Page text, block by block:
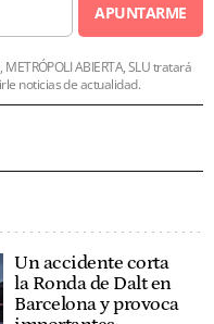
APUNTARME
ABIERTA, SLU tratará
noticias de actualidad.
Un accidente corta
la Ronda de Dalt en
Barcelona y provoca